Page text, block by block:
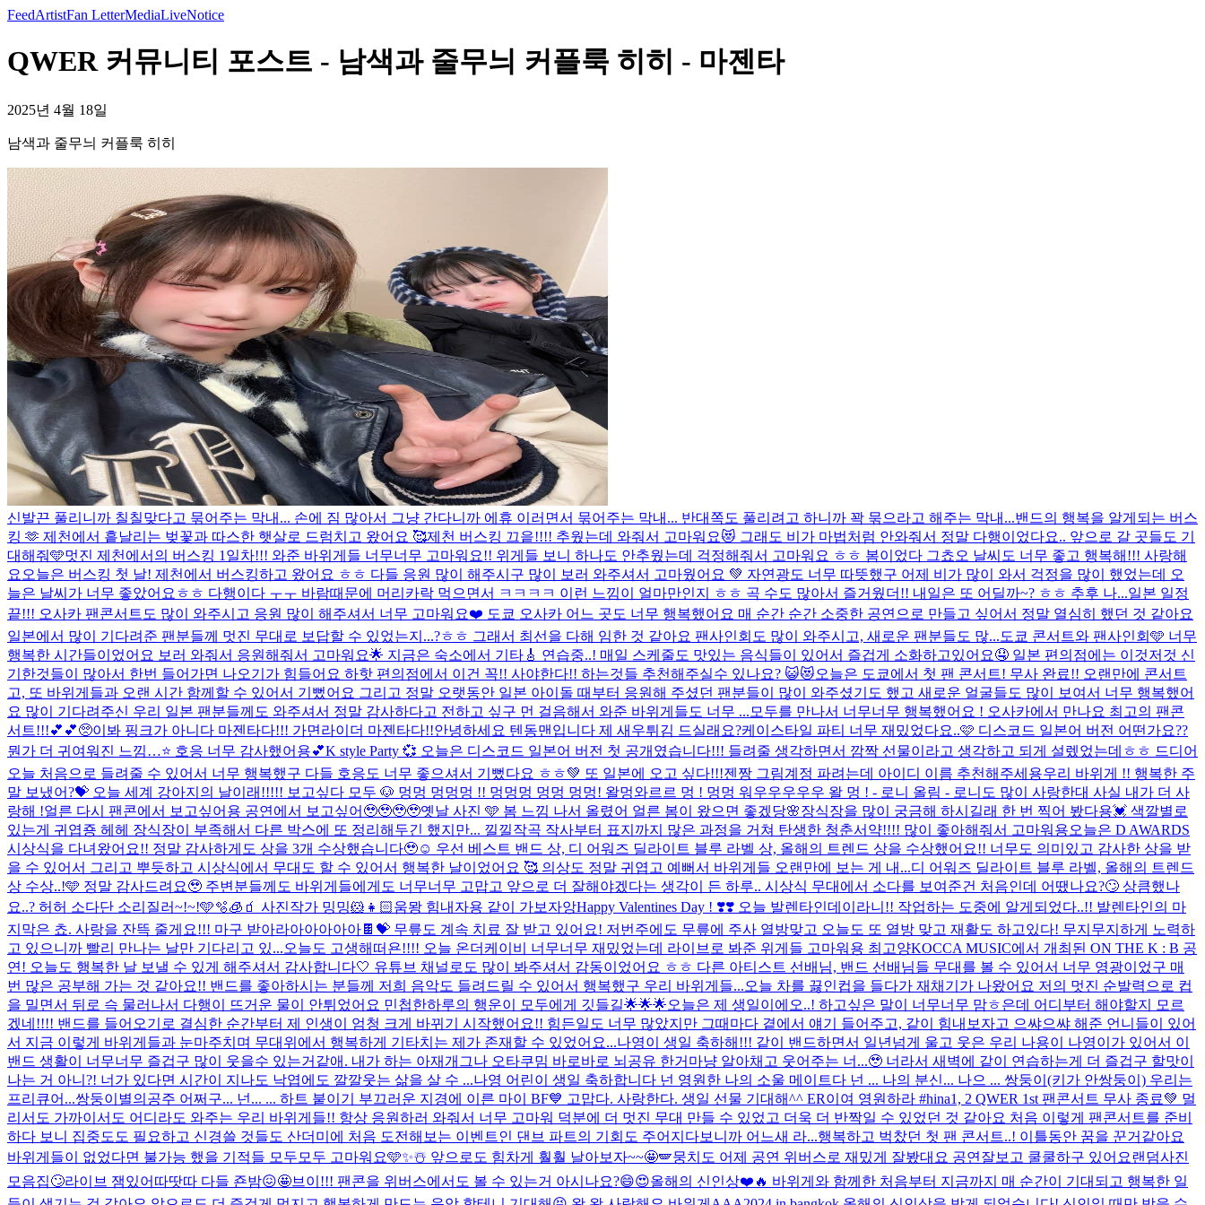
FeedArtistFan LetterMediaLiveNotice
QWER 커뮤니티 포스트 - 남색과 줄무늬 커플룩 히히 - 마젠타
2025년 4월 18일
남색과 줄무늬 커플룩 히히
신발끈 풀리니까 칠칠맞다고 묶어주는 막내... 손에 짐 많아서 그냥 간다니까 에휴 이러면서 묶어주는 막내... 반대쪽도 풀리려고 하니까 꽉 묶으라고 해주는 막내...밴드의 행복을 알게되는 버스
킹 🫶 제천에서 흩날리는 벚꽃과 따스한 햇살로 드럼치고 왔어요 🥰제천 버스킹 끄읕!!!! 추웠는데 와줘서 고마워요😻 그래도 비가 마법처럼 안와줘서 정말 다행이었다요.. 앞으로 갈 곳들도 기
대해줘🩵멋진 제천에서의 버스킹 1일차!!! 와준 바위게들 너무너무 고마워요!! 위게들 보니 하나도 안추웠는데 걱정해줘서 고마워요 ㅎㅎ 봄이었다 그쵸오 날씨도 너무 좋고 행복해!!! 사랑해
요 오늘은 버스킹 첫 날! 제천에서 버스킹하고 왔어요 ㅎㅎ 다들 응원 많이 해주시구 많이 보러 와주셔서 고마웠어요 💚 자연광도 너무 따뜻했구 어제 비가 많이 와서 걱정을 많이 했었는데 오
늘은 날씨가 너무 좋았어요ㅎㅎ 다행이다 ㅜㅜ 바람때문에 머리카락 먹으면서 ㅋㅋㅋㅋ 이런 느낌이 얼마만인지 ㅎㅎ 곡 수도 많아서 즐거웠더!! 내일은 또 어딜까~? ㅎㅎ 추후 나...일본 일정
끝!!! 오사카 팬콘서트도 많이 와주시고 응원 많이 해주셔서 너무 고마워요❤️ 도쿄 오사카 어느 곳도 너무 행복했어요 매 순간 순간 소중한 공연으로 만들고 싶어서 정말 열심히 했던 것 같아요
일본에서 많이 기다려준 팬분들께 멋진 무대로 보답할 수 있었는지...?ㅎㅎ 그래서 최선을 다해 임한 것 같아요 팬사인회도 많이 와주시고, 새로운 팬분들도 많...도쿄 콘서트와 팬사인회🩵 너무
행복한 시간들이었어요 보러 와줘서 응원해줘서 고마워요🌟 지금은 숙소에서 기타🎸 연습중..! 매일 스케줄도 맛있는 음식들이 있어서 즐겁게 소화하고있어요🤤 일본 편의점에는 이것저것 신
기한것들이 많아서 한번 들어가면 나오기가 힘들어요 하핫 편의점에서 이건 꼭!! 사야한다!! 하는것들 추천해주실수 있나요? 😺😻오늘은 도쿄에서 첫 팬 콘서트! 무사 완료!! 오랜만에 콘서트
고, 또 바위게들과 오랜 시간 함께할 수 있어서 기뻤어요 그리고 정말 오랫동안 일본 아이돌 때부터 응원해 주셨던 팬분들이 많이 와주셨기도 했고 새로운 얼굴들도 많이 보여서 너무 행복했어
요 많이 기다려주신 우리 일본 팬분들께도 와주셔서 정말 감사하다고 전하고 싶구 먼 걸음해서 와준 바위게들도 너무 ... 모두를 만나서 너무너무 행복했어요 ! 오사카에서 만나요 최고의 팬콘
서트!!!💕💕🥺이봐 핑크가 아니다 마젠타다!!! 가면라이더 마젠타다!!안녕하세요 텐동맨입니다 제 새우튀김 드실래요?케이스타일 파티 너무 재밌었다요..🩷 디스코드 일본어 버전 어떤가요??
뭔가 더 귀여워진 느낌…⭐️ 호응 너무 감사했어용💕K style Party 💞 오늘은 디스코드 일본어 버전 첫 공개였습니다!!! 들려줄 생각하면서 깜짝 선물이라고 생각하고 되게 설렜었는데ㅎㅎ 드디어
오늘 처음으로 들려줄 수 있어서 너무 행복했구 다들 호응도 너무 좋으셔서 기뻤다요 ㅎㅎ💚 또 일본에 오고 싶다!!!젠짱 그림계정 파려는데 아이디 이름 추천해주세용우리 바위게 !! 행복한 주
말 보냈어?💝 오늘 세계 강아지의 날이래!!!!! 보고싶다 모두 🐶 멍멍 멍멍멍 !! 멍멍멍 멍멍 멍멍! 왈멍와르르 멍 ! 멍멍 워우우우우우 왈 멍 ! - 로니 올림 - 로니도 많이 사랑한대 사실 내가 더 사
랑해 !얼른 다시 팬콘에서 보고싶어용 공연에서 보고싶어🥹🥹🥹🥹옛날 사진 🩵 봄 느낌 나서 올렸어 얼른 봄이 왔으면 좋겠당🌸장식장을 많이 궁금해 하시길래 한 번 찍어 봤다용💓 색깔별로
있는게 귀엽죵 헤헤 장식장이 부족해서 다른 박스에 또 정리해두긴 했지만... 낄낄작곡 작사부터 표지까지 많은 과정을 거쳐 탄생한 청춘서약!!!! 많이 좋아해줘서 고마워용오늘은 D AWARDS
시상식을 다녀왔어요!! 정말 감사하게도 상을 3개 수상했습니다🥹☺️ 우선 베스트 밴드 상, 디 어워즈 딜라이트 블루 라벨 상, 올해의 트렌드 상을 수상했어요!! 너무도 의미있고 감사한 상을 받
을 수 있어서 그리고 뿌듯하고 시상식에서 무대도 할 수 있어서 행복한 날이었어요 🥰 의상도 정말 귀엽고 예뻐서 바위게들 오랜만에 보는 게 내...디 어워즈 딜라이트 블루 라벨, 올해의 트렌드
상 수상..!🩵 정말 감사드려요🥹 주변분들께도 바위게들에게도 너무너무 고맙고 앞으로 더 잘해야겠다는 생각이 든 하루.. 시상식 무대에서 소다를 보여준건 처음인데 어땠나요?🙄 상큼했나
요..? 허허 소다단 소리질러~!~!🩵🫧🧊🧃 사진작가 밍밍🐹👧🏻움뫙 힘내자용 같이 가보자앙Happy Valentines Day ! ❣️❣️ 오늘 발렌타인데이라니!! 작업하는 도중에 알게되었다..!! 발렌타인의 마
지막은 쵸. 사랑을 잔뜩 줄게요!!! 마구 받아라아아아아아🍫💝 무릎도 계속 치료 잘 받고 있어요! 저번주에도 무릎에 주사 열방맞고 오늘도 또 열방 맞고 재활도 하고있다! 무지무지하게 노력하
고 있으니까 빨리 만나는 날만 기다리고 있...오늘도 고생해떠욘!!!! 오늘 온더케이비 너무너무 재밌었는데 라이브로 봐준 위게들 고마워용 최고양KOCCA MUSIC에서 개최된 ON THE K : B 공
연! 오늘도 행복한 날 보낼 수 있게 해주셔서 감사합니다🤍 유튜브 채널로도 많이 봐주셔서 감동이었어요 ㅎㅎ 다른 아티스트 선배님, 밴드 선배님들 무대를 볼 수 있어서 너무 영광이었구 매
번 많은 공부해 가는 것 같아요!! 밴드를 좋아하시는 분들께 저희 음악도 들려드릴 수 있어서 행복했구 우리 바위게들...오늘 차를 끓인컵을 들다가 재채기가 나왔어요 저의 멋진 순발력으로 컵
을 밀면서 뒤로 슥 물러나서 다행이 뜨거운 물이 안튀었어요 민첩한하루의 행운이 모두에게 깃들길🌟🌟🌟오늘은 제 생일이에오..! 하고싶은 말이 너무너무 맘ㅎ은데 어디부터 해야할지 모르
겠네!!!! 밴드를 들어오기로 결심한 순간부터 제 인생이 엄청 크게 바뀌기 시작했어요!! 힘든일도 너무 많았지만 그때마다 곁에서 얘기 들어주고, 같이 힘내보자고 으쌰으쌰 해준 언니들이 있어
서 지금 이렇게 바위게들과 눈마주치며 무대위에서 행복하게 기타치는 제가 존재할 수 있었어요...나영이 생일 축하해!!! 같이 밴드하면서 일년넘게 울고 웃은 우리 나용이 나영이가 있어서 이
밴드 생활이 너무너무 즐겁구 많이 웃을수 있는거같애. 내가 하는 아재개그나 오타쿠밈 바로바로 뇌공유 한거마냥 알아채고 웃어주는 너...🥹 너라서 새벽에 같이 연습하는게 더 즐겁구 할맛이
나는 거 아니?! 너가 있다면 시간이 지나도 낙엽에도 깔깔웃는 삶을 살 수 ...나영 어린이 생일 축하합니다 넌 영원한 나의 소울 메이트다 넌 ... 나의 분신... 나으 ... 쌍둥이(키가 안쌍둥이) 우리는
프리큐어...쌍둥이별의공주 어쩌구... 넌... ... 하트 붙이기 부끄러운 지경에 이른 마이 BF💙 고맙다. 사랑한다. 생일 선물 기대해^^ ER이여 영원하라 #hina1, 2 QWER 1st 팬콘서트 무사 종료💚 멀
리서도 가까이서도 어디라도 와주는 우리 바위게들!! 항상 응원하러 와줘서 너무 고마워 덕분에 더 멋진 무대 만들 수 있었고 더욱 더 반짝일 수 있었던 것 같아요 처음 이렇게 팬콘서트를 준비
하다 보니 집중도도 필요하고 신경쓸 것들도 산더미에 처음 도전해보는 이벤트인 댄브 파트의 기회도 주어지다보니까 어느새 라...행복하고 벅찼던 첫 팬 콘서트..! 이틀동안 꿈을 꾼거같아요
바위게들이 없었다면 불가능 했을 기적들 모두모두 고마워요🩵✨☃️ 앞으로도 힘차게 훨훨 날아보자~~🤩🪽뭉치도 어제 공연 위버스로 재밌게 잘봤대요 공연잘보고 쿨쿨하구 있어요랜덤사진
모음집🙄라이브 잼있어따땃따 다들 죤밤😖🤩브이!!! 팬콘을 위버스에서도 볼 수 있는거 아시나요?😄😍올해의 신인상❤️🔥 바위게와 함께한 처음부터 지금까지 매 순간이 기대되고 행복한 일